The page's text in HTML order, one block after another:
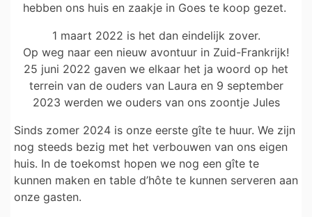
hebben ons huis en zaakje in Goes te koop gezet.
1 maart 2022 is het dan eindelijk zover.
Op weg naar een nieuw avontuur in Zuid-Frankrijk!
25 juni 2022 gaven we elkaar het ja woord op het
terrein van de ouders van Laura en 9 september
2023 werden we ouders van ons zoontje Jules
Sinds zomer 2024 is onze eerste gîte te huur. We zijn
nog steeds bezig met het verbouwen van ons eigen
huis. In de toekomst hopen we nog een gîte te
kunnen maken en table d’hôte te kunnen serveren aan
onze gasten.